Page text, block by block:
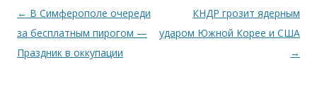
Навигация по записям
← В Симферополе очереди
за бесплатным пирогом —
Праздник в оккупации
КНДР грозит ядерным
ударом Южной Корее и США
→